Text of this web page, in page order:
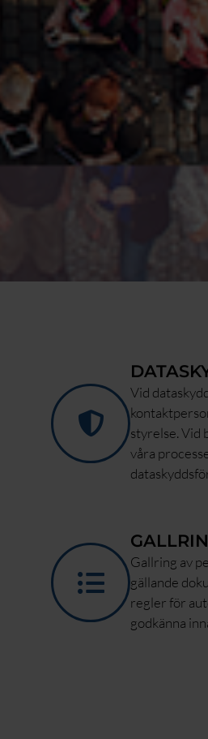
Vid
styrelse. Vid
våra
Gallring av
gällande
regler för
godkänna